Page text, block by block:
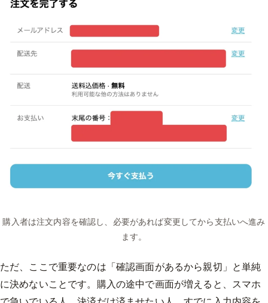
購入者は注文内容を確認し、必要があれば変更してから支払いへ進み
ます。
ただ、ここで重要なのは「確認画面があるから親切」と単純
に決めないことです。購入の途中で画面が増えると、スマホ